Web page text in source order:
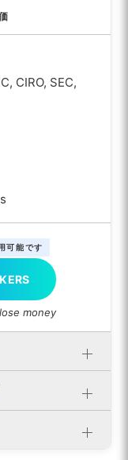
CIRO, SEC,
可能です
money